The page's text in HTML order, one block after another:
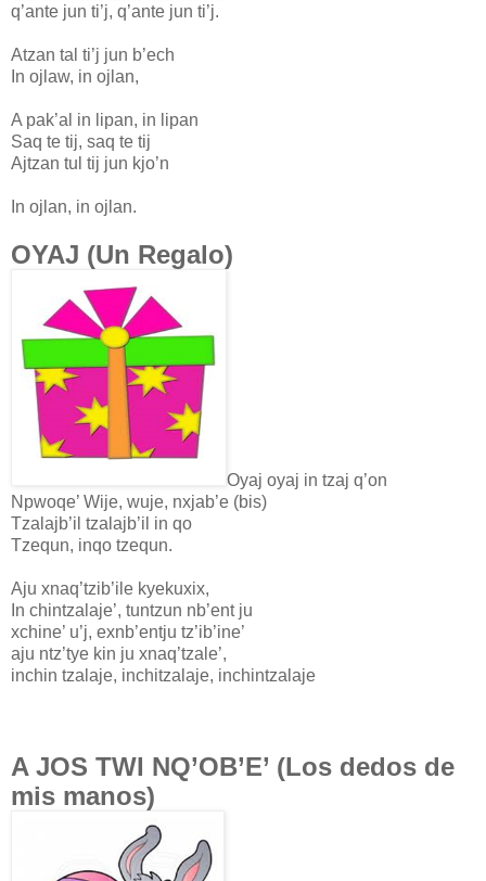
q’ante jun ti’j, q’ante jun ti’j.
Atzan tal ti’j jun b’ech
In ojlaw, in ojlan,
A pak’al in lipan, in lipan
Saq te tij, saq te tij
Ajtzan tul tij jun kjo’n
In ojlan, in ojlan.
OYAJ (Un Regalo)
Oyaj oyaj in tzaj q’on
Npwoqe’ Wije, wuje, nxjab’e (bis)
Tzalajb’il tzalajb’il in qo
Tzequn, inqo tzequn.
Aju xnaq’tzib’ile kyekuxix,
In chintzalaje’, tuntzun nb’ent ju
xchine’ u’j, exnb’entju tz’ib’ine’
aju ntz’tye kin ju xnaq’tzale’,
inchin tzalaje, inchitzalaje, inchintzalaje
A JOS TWI NQ’OB’E’ (Los dedos de
mis manos)